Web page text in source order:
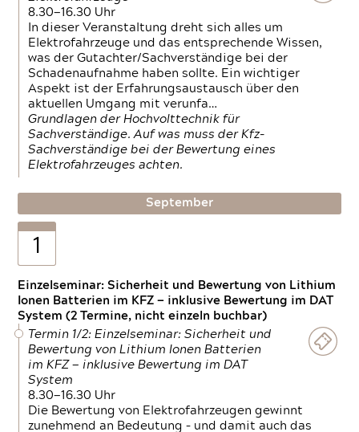
8.30—16.30 Uhr
In dieser Veranstaltung dreht sich alles um
Elektrofahrzeuge und das entsprechende Wissen,
was der Gutachter/Sachverständige bei der
Schadenaufnahme haben sollte. Ein wichtiger
Aspekt ist der Erfahrungsaustausch über den
aktuellen Umgang mit verunfa…
Grundlagen der Hochvolttechnik für
Sachverständige. Auf was muss der Kfz-
Sachverständige bei der Bewertung eines
Elektrofahrzeuges achten.
September
1
Einzelseminar: Sicherheit und Bewertung von Lithium
Ionen Batterien im KFZ — inklusive Bewertung im DAT
System (2 Termine, nicht einzeln buchbar)
Termin 1/2: Einzelseminar: Sicherheit und
Bewertung von Lithium Ionen Batterien
im KFZ — inklusive Bewertung im DAT
System
8.30—16.30 Uhr
Die Bewertung von Elektrofahrzeugen gewinnt
zunehmend an Bedeutung – und damit auch das